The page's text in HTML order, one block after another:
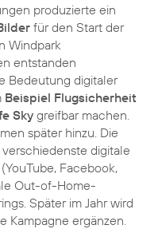
produzierte ein
für den Start der
Windpark
entstanden
Bedeutung digitaler
Beispiel Flugsicherheit
Sky greifbar machen.
später hinzu. Die
digitale
Facebook,
Out-of-Home-
Später im Jahr wird
Kampagne ergänzen.